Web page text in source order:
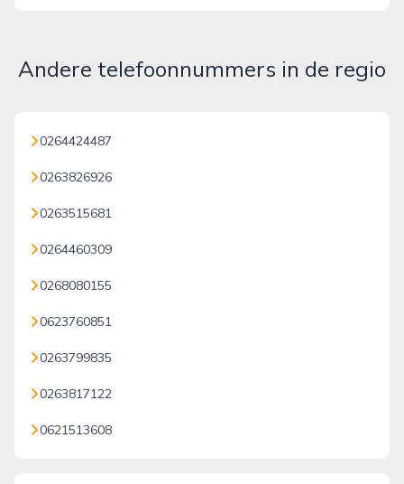
Andere telefoonnummers in de regio
0264424487
0263826926
0263515681
0264460309
0268080155
0623760851
0263799835
0263817122
0621513608